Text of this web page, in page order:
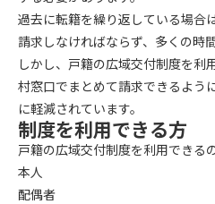
過去に転籍を繰り返している場合
請求しなければならず、多くの時
しかし、戸籍の広域交付制度を利
村窓口でまとめて請求できるよう
に軽減されています。
制度を利用できる方
戸籍の広域交付制度を利用できる
本人
配偶者